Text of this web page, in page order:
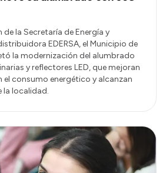
la Secretaría de Energía y
EDERSA, el Municipio de
la modernización del alumbrado
y reflectores LED, que mejoran
el consumo energético y alcanzan
la localidad.